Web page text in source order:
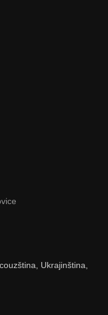
Ukrajinština,